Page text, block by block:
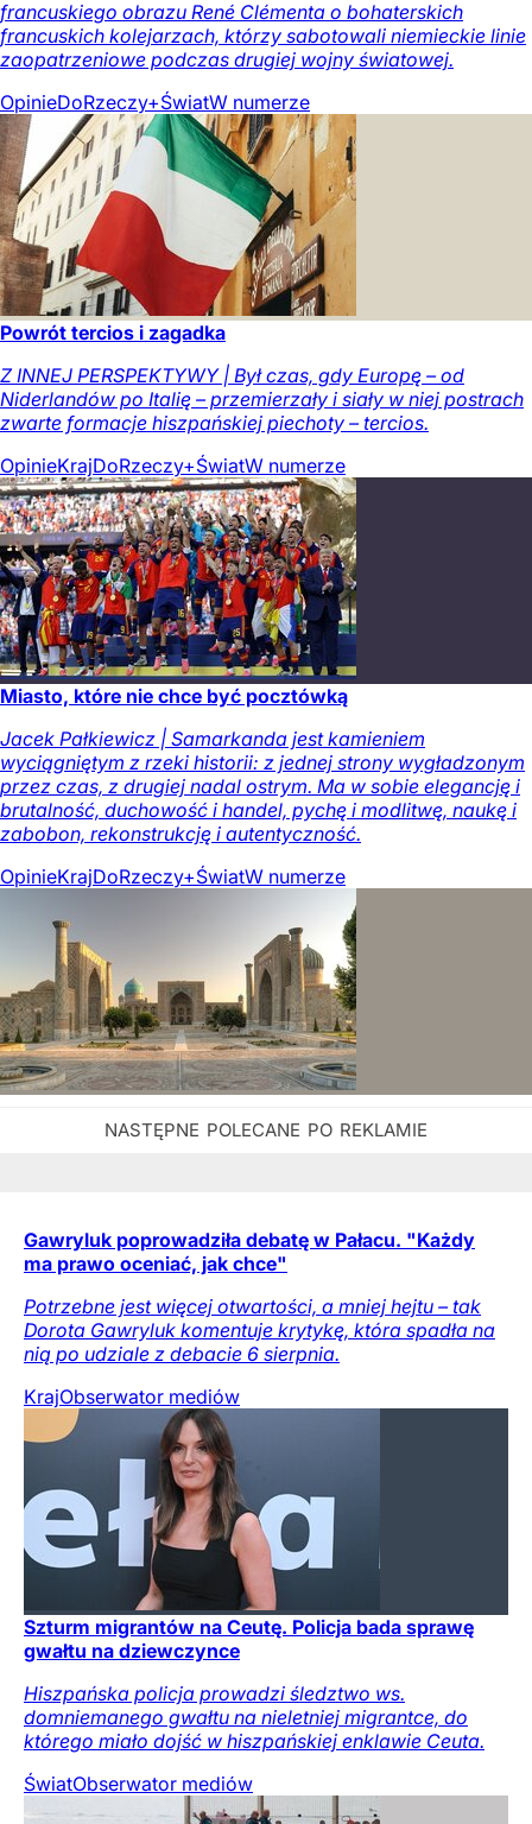
francuskiego obrazu René Clémenta o bohaterskich
francuskich kolejarzach, którzy sabotowali niemieckie linie
zaopatrzeniowe podczas drugiej wojny światowej.
OpinieDoRzeczy+ŚwiatW numerze
Powrót tercios i zagadka
Z INNEJ PERSPEKTYWY | Był czas, gdy Europę – od
Niderlandów po Italię – przemierzały i siały w niej postrach
zwarte formacje hiszpańskiej piechoty – tercios.
OpinieKrajDoRzeczy+ŚwiatW numerze
Miasto, które nie chce być pocztówką
Jacek Pałkiewicz | Samarkanda jest kamieniem
wyciągniętym z rzeki historii: z jednej strony wygładzonym
przez czas, z drugiej nadal ostrym. Ma w sobie elegancję i
brutalność, duchowość i handel, pychę i modlitwę, naukę i
zabobon, rekonstrukcję i autentyczność.
OpinieKrajDoRzeczy+ŚwiatW numerze
Gawryluk poprowadziła debatę w Pałacu. "Każdy
ma prawo oceniać, jak chce"
Potrzebne jest więcej otwartości, a mniej hejtu – tak
Dorota Gawryluk komentuje krytykę, która spadła na
nią po udziale z debacie 6 sierpnia.
KrajObserwator mediów
Szturm migrantów na Ceutę. Policja bada sprawę
gwałtu na dziewczynce
Hiszpańska policja prowadzi śledztwo ws.
domniemanego gwałtu na nieletniej migrantce, do
którego miało dojść w hiszpańskiej enklawie Ceuta.
ŚwiatObserwator mediów